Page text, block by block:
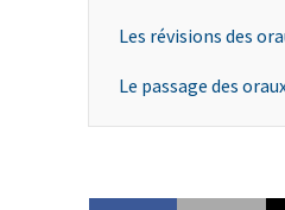
Les révisions des
Le passage des